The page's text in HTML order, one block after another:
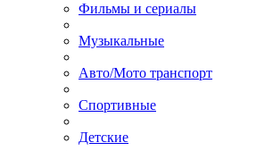
Фильмы и сериалы
Музыкальные
Авто/Мото транспорт
Спортивные
Детские